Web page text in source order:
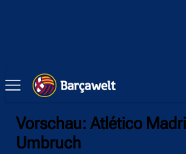
Vorschau: Atlético
Umbruch